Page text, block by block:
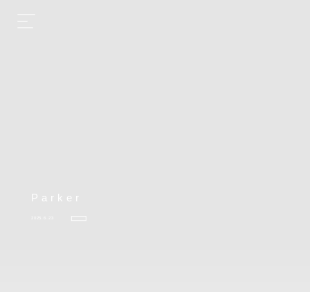
Parker